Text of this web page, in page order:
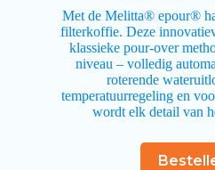
Met de Melitta® epour®
filterkoffie. Deze
klassieke pour-over
niveau – volledig
roterende
temperatuurregeling en
wordt elk detail van